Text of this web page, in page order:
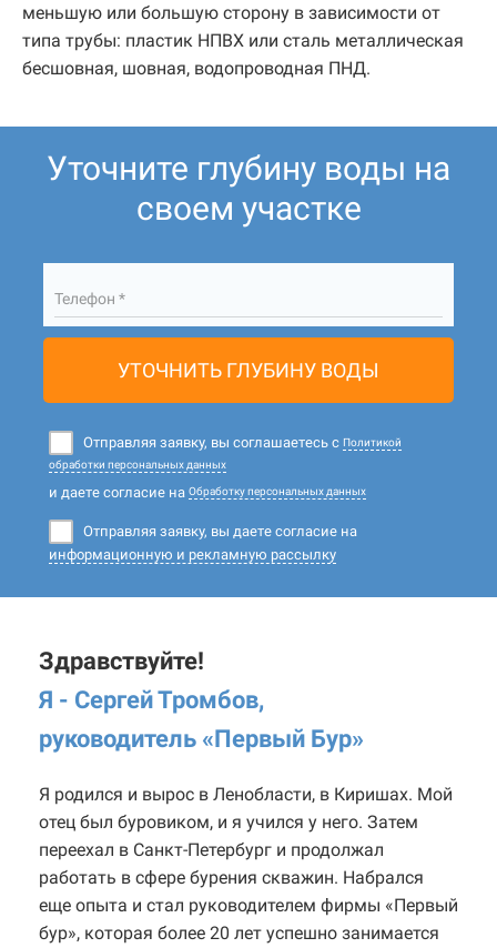
меньшую или большую сторону в зависимости от
типа трубы: пластик НПВХ или сталь металлическая
бесшовная, шовная, водопроводная ПНД.
Уточните глубину воды на
своем участке
Телефон *
УТОЧНИТЬ ГЛУБИНУ ВОДЫ
Отправляя заявку, вы соглашаетесь с Политикой
обработки персональных данных
и даете согласие на Обработку персональных данных
Отправляя заявку, вы даете согласие на
информационную и рекламную рассылку
Здравствуйте!
Я - Сергей Тромбов,
руководитель «Первый Бур»
Я родился и вырос в Ленобласти, в Киришах. Мой
отец был буровиком, и я учился у него. Затем
переехал в Санкт-Петербург и продолжал
работать в сфере бурения скважин. Набрался
еще опыта и стал руководителем фирмы «Первый
бур», которая более 20 лет успешно занимается